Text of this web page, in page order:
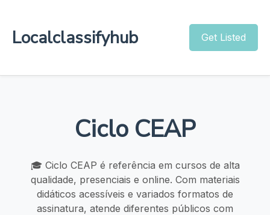
Localclassifyhub Get Listed
Ciclo CEAP
🎓 Ciclo CEAP é referência em cursos de alta
qualidade, presenciais e online. Com materiais
didáticos acessíveis e variados formatos de
assinatura, atende diferentes públicos com